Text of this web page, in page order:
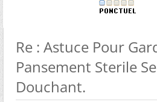
Re : Astuce Pour
Pansement Sterile
Douchant.